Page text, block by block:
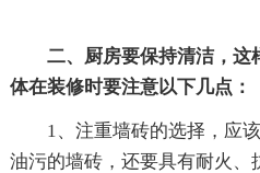
二、厨房要保持清洁，这
体在装修时要注意以下几点：
1、注重墙砖的选择，应该
油污的墙砖，还要具有耐火、